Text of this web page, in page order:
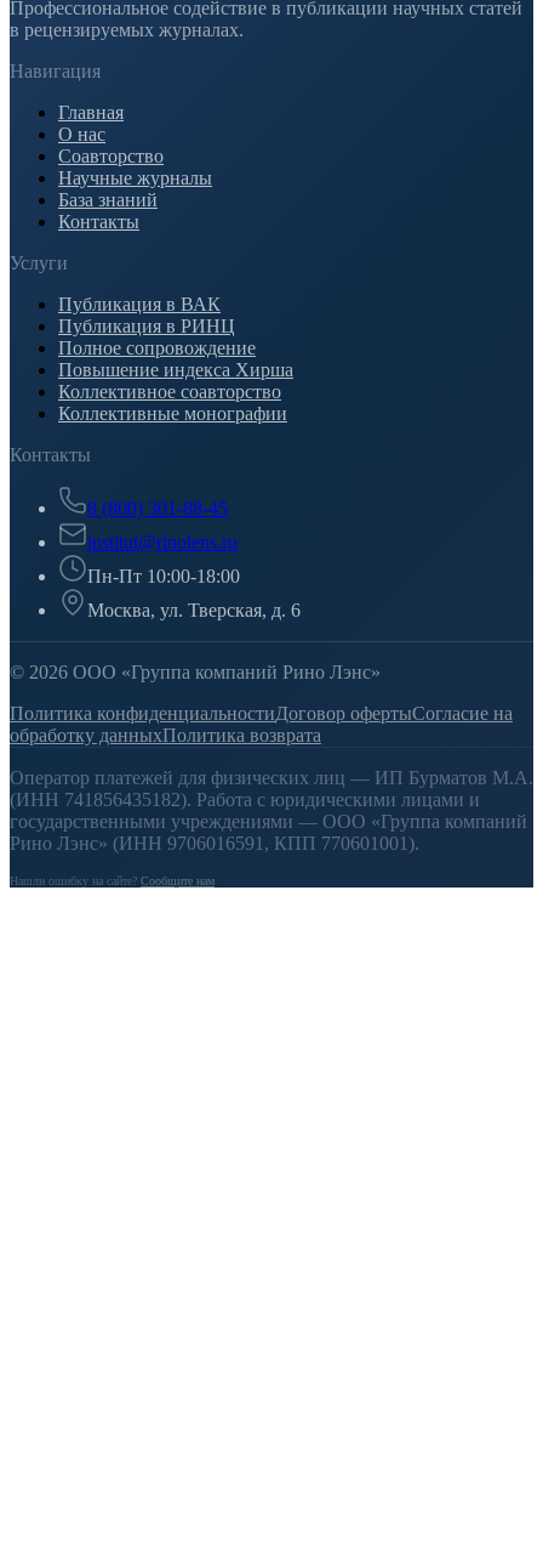
Профессиональное содействие в публикации научных статей
в рецензируемых журналах.
Навигация
Главная
О нас
Соавторство
Научные журналы
База знаний
Контакты
Услуги
Публикация в ВАК
Публикация в РИНЦ
Полное сопровождение
Повышение индекса Хирша
Коллективное соавторство
Коллективные монографии
Контакты
8 (800) 301-88-45
institut@rinolens.ru
Пн-Пт 10:00-18:00
Москва, ул. Тверская, д. 6
© 2026 ООО «Группа компаний Рино Лэнс»
Политика конфиденциальностиДоговор офертыСогласие на
обработку данныхПолитика возврата
Оператор платежей для физических лиц — ИП Бурматов М.А.
(ИНН 741856435182). Работа с юридическими лицами и
государственными учреждениями — ООО «Группа компаний
Рино Лэнс» (ИНН 9706016591, КПП 770601001).
Нашли ошибку на сайте? Сообщите нам